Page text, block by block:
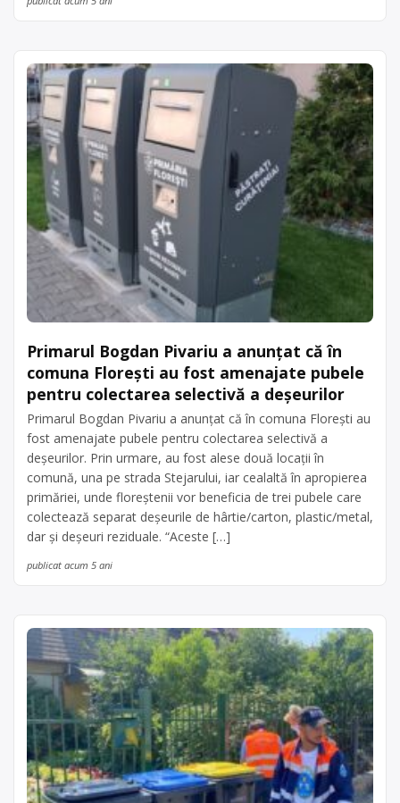
Primarul Bogdan Pivariu a anunțat că în
comuna Florești au fost amenajate pubele
pentru colectarea selectivă a deșeurilor
Primarul Bogdan Pivariu a anunțat că în comuna Florești au
fost amenajate pubele pentru colectarea selectivă a
deșeurilor. Prin urmare, au fost alese două locații în
comună, una pe strada Stejarului, iar cealaltă în apropierea
primăriei, unde floreștenii vor beneficia de trei pubele care
colectează separat deșeurile de hârtie/carton, plastic/metal,
dar și deșeuri reziduale. “Aceste […]
publicat acum 5 ani